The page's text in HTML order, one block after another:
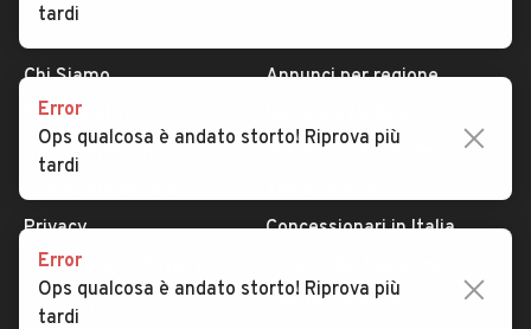
Chi Siamo
Serve aiuto?
Dati identificativi
Privacy
Impostazioni Privacy
Security
Annunci per regione
Tutte le auto usate
Concessionari in Italia
Valutazione auto
tardi
Error
Ops qualcosa è andato storto! Riprova più
tardi
Error
Ops qualcosa è andato storto! Riprova più
tardi